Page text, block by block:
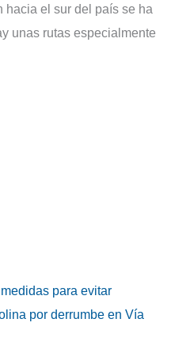
hacia el sur del país se ha
unas rutas especialmente
para evitar
por derrumbe en Vía